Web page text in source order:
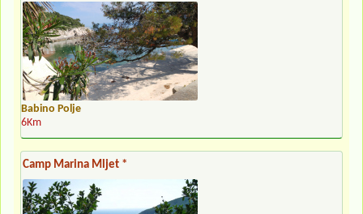
Babino Polje
6Km
Camp Marina Mljet *